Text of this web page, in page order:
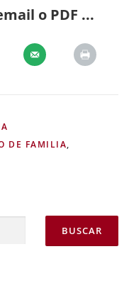
o PDF ...
DE FAMILIA,